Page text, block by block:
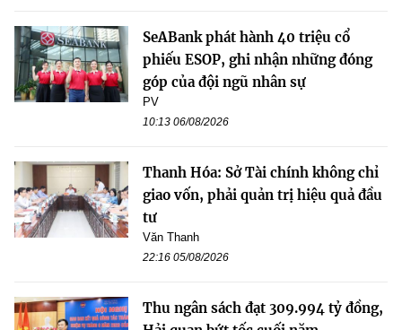
SeABank phát hành 40 triệu cổ
phiếu ESOP, ghi nhận những đóng
góp của đội ngũ nhân sự
PV
10:13 06/08/2026
Thanh Hóa: Sở Tài chính không chỉ
giao vốn, phải quản trị hiệu quả đầu
tư
Văn Thanh
22:16 05/08/2026
Thu ngân sách đạt 309.994 tỷ đồng,